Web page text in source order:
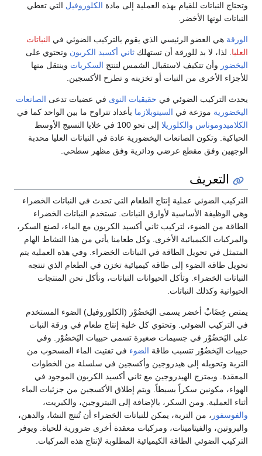
للقيام بهذه العملية إلى مادةالكلوروفيل التي تعطي
لونها الأخضر.
العضو الرئيسي الذي يقوم بالتركيب الضوئي فيالنباتات
لا بد للورقة أن تستهلك ثاني أكسيد الكربونوتحتوي على
وأن تتكيف لاستقبال الشمس لتنتجالسكرياتوينتقل منها
الأخرى من النبات أو تخزينه و تطرح الأكسجين.
الضوئي فيحقيقيات النوىفي عضيات تدعىالصانعات
موزعة في السيتوبلازما بأعداد تتراوح ما بين الواحد كما في
والكلوريلا
إلى نحو 100 في خلايا النسيج الأوسط
وتكون الصانعات اليخضورية عادة في النباتات العليا محدبة
وفق مقطع عرضي ودائرية وفق مظهر سطحي.
الضوئي عملية إنتاج الطعام التي تحدث في النباتات الخضراء
الأساسية لأوارق النباتات. تستخدم النباتات الخضراء
الضوء، لتركيب ثاني أكسيد الكربون مع الماء، لصنع السكر،
الكيميائية الأخرى. وكل طعامنا يأتي من هذا النشاط الهام
في تحويل الطاقة في النباتات الخضراء. وفي هذه العملية يتم
الضوء إلى طاقة كيميائية تخزن في الطعام الذي تنتجه
الخضراء. وتأكل الحيوانات النباتات، ونأكل نحن المنتجات
وكذلك النباتات.
أخضر يسمى اليَخضُوْر (الكلوروفيل) الضوء المستخدم
الضوئي. وتحتوي كل خلية إنتاج طعام في ورقة النبات
في جسيمات صغيرة تسمى حبيبات اليَخضُوْر. وفي
اليَخضُوْر تتسبب طاقةالضوءفي تفتيت الماء المسحوب من
وتحويله إلى هيدروجين وأكسجين في سلسلة من الخطوات
ويمتزج الهيدروجين مع ثاني أكسيد الكربون الموجود في
مكونين سكراً بسيطاً. ويتم إطلاق الأكسجين من جزئيات الماء
ومن السكر، بالإضافة إلى النيتروجين، والكبريت،
، من التربة، يمكن للنباتات الخضراء أن تُنتج النشا، والدهن،
والفيتامينات، ومركبات معقدة أخرى ضرورية للحياة. ويوفر
الضوئي الطاقة الكيميائية المطلوبة لإنتاج هذه المركبات.